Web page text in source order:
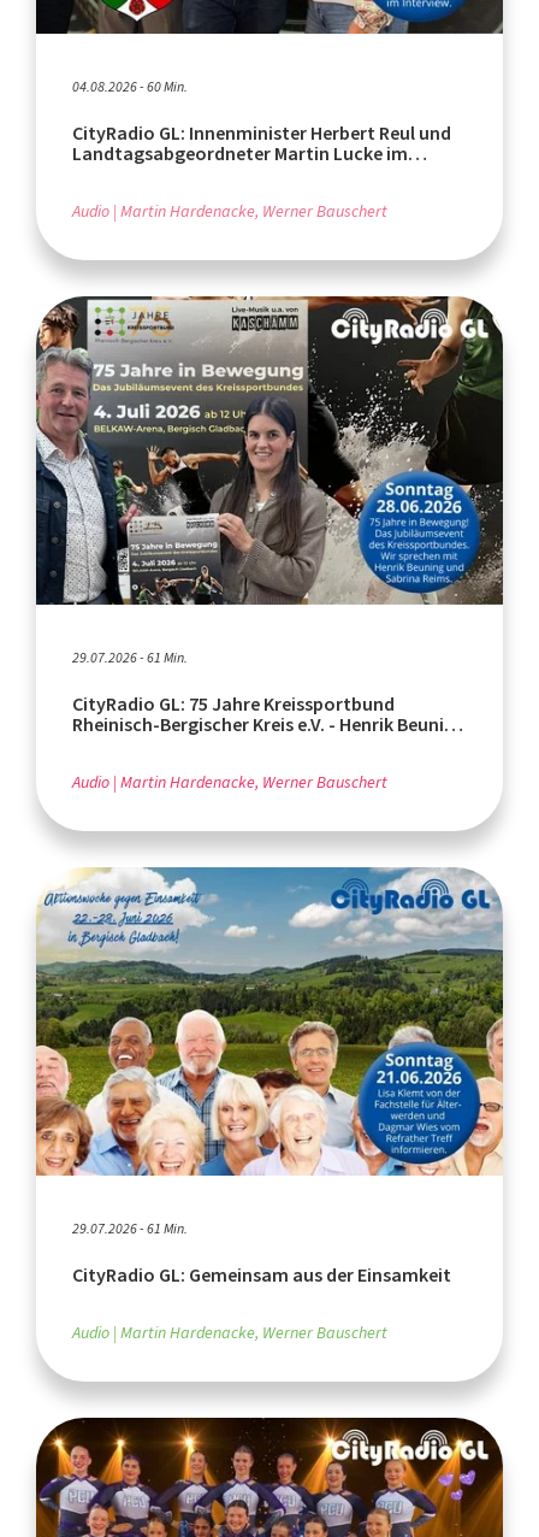
04.08.2026 - 60 Min.
CityRadio GL: Innenminister Herbert Reul und
Landtagsabgeordneter Martin Lucke im
Audio Martin Hardenacke, Werner Bauschert
29.07.2026 - 61 Min.
CityRadio GL: 75 Jahre Kreissportbund
Rheinisch-Bergischer Kreis e.V. - Henrik Beuning
Audio Martin Hardenacke, Werner Bauschert
29.07.2026 - 61 Min.
CityRadio GL: Gemeinsam aus der Einsamkeit
Audio Martin Hardenacke, Werner Bauschert